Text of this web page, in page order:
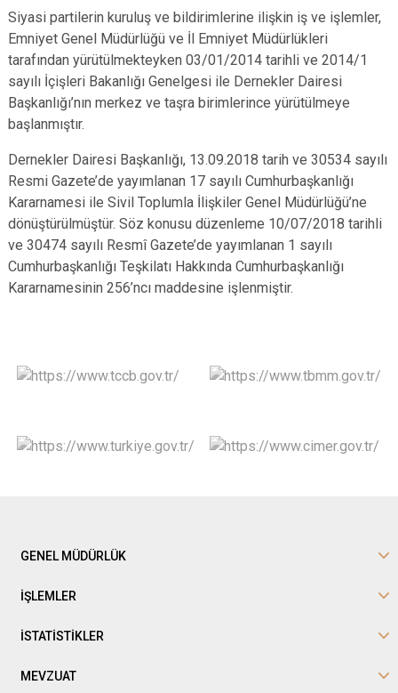
Siyasi partilerin kuruluş ve bildirimlerine ilişkin iş ve işlemler,
Emniyet Genel Müdürlüğü ve İl Emniyet Müdürlükleri
tarafından yürütülmekteyken 03/01/2014 tarihli ve 2014/1
sayılı İçişleri Bakanlığı Genelgesi ile Dernekler Dairesi
Başkanlığı’nın merkez ve taşra birimlerince yürütülmeye
başlanmıştır.
Dernekler Dairesi Başkanlığı, 13.09.2018 tarih ve 30534 sayılı
Resmi Gazete’de yayımlanan 17 sayılı Cumhurbaşkanlığı
Kararnamesi ile Sivil Toplumla İlişkiler Genel Müdürlüğü’ne
dönüştürülmüştür. Söz konusu düzenleme 10/07/2018 tarihli
ve 30474 sayılı Resmî Gazete’de yayımlanan 1 sayılı
Cumhurbaşkanlığı Teşkilatı Hakkında Cumhurbaşkanlığı
Kararnamesinin 256’ncı maddesine işlenmiştir.
GENEL MÜDÜRLÜK
İŞLEMLER
İSTATİSTİKLER
MEVZUAT